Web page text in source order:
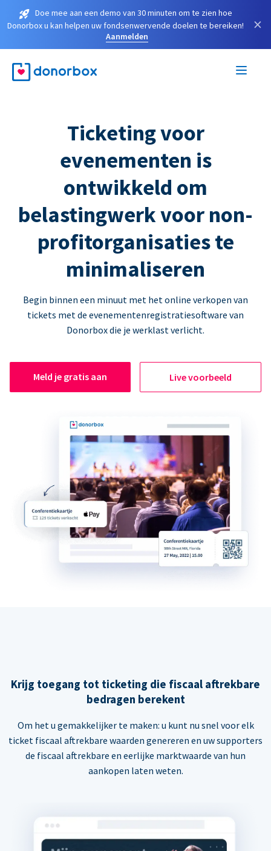
Doe mee aan een demo van 30 minuten om te zien hoe
Donorbox u kan helpen uw fondsenwervende doelen te bereiken!
Aanmelden
×
Ticketing voor
evenementen is
ontwikkeld om
belastingwerk voor non-
profitorganisaties te
minimaliseren
Begin binnen een minuut met het online verkopen van
tickets met de evenementenregistratiesoftware van
Donorbox die je werklast verlicht.
Meld je gratis aan Live voorbeeld
Krijg toegang tot ticketing die fiscaal aftrekbare
bedragen berekent
Om het u gemakkelijker te maken: u kunt nu snel voor elk
ticket fiscaal aftrekbare waarden genereren en uw supporters
de fiscaal aftrekbare en eerlijke marktwaarde van hun
aankopen laten weten.